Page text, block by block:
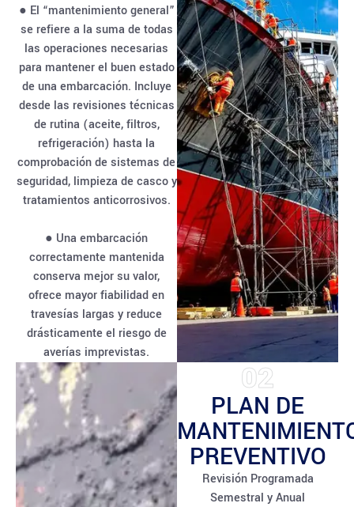
● El “mantenimiento general”
se refiere a la suma de todas
las operaciones necesarias
para mantener el buen estado
de una embarcación. Incluye
desde las revisiones técnicas
de rutina (aceite, filtros,
refrigeración) hasta la
comprobación de sistemas de
seguridad, limpieza de casco y
tratamientos anticorrosivos.
● Una embarcación
correctamente mantenida
conserva mejor su valor,
ofrece mayor fiabilidad en
travesías largas y reduce
drásticamente el riesgo de
averías imprevistas.
02
PLAN DE
PREVENTIVO
Revisión Programada
Semestral y Anual